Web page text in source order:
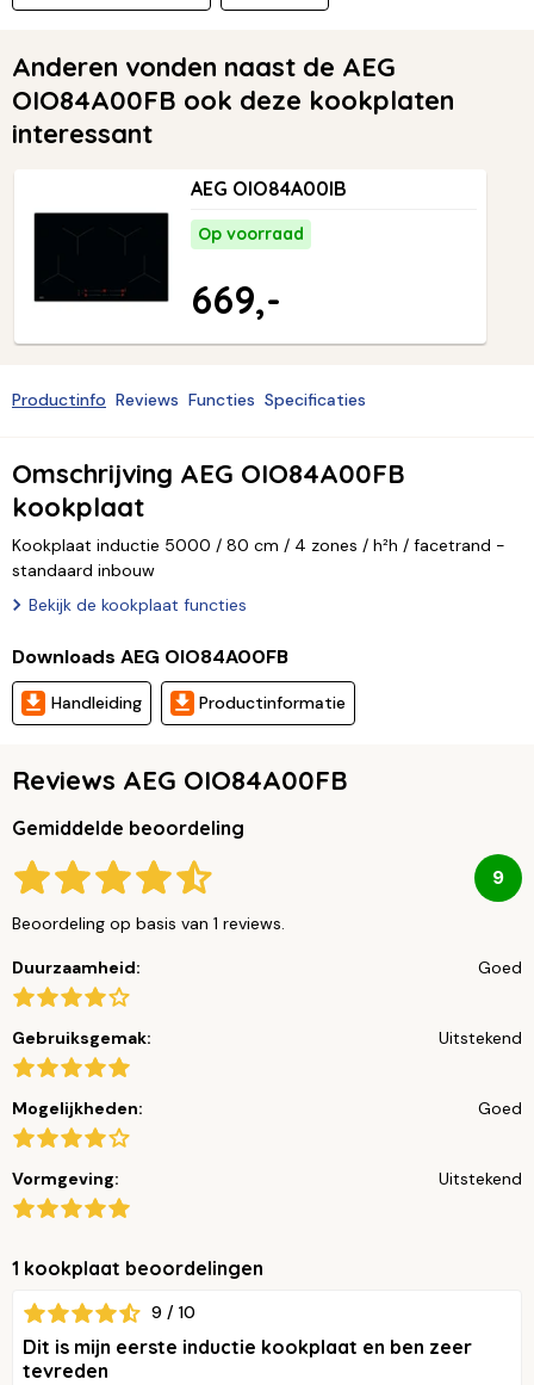
Anderen vonden naast de AEG
OIO84A00FB ook deze kookplaten
interessant
AEG OIO84A00IB
Op voorraad
669,-
Productinfo Reviews Functies Specificaties
Omschrijving AEG OIO84A00FB
kookplaat
Kookplaat inductie 5000 / 80 cm / 4 zones / h²h / facetrand -
standaard inbouw
Bekijk de kookplaat functies
Downloads AEG OIO84A00FB
Handleiding Productinformatie
Reviews AEG OIO84A00FB
Gemiddelde beoordeling
9
Beoordeling op basis van 1 reviews.
Duurzaamheid: Goed
Gebruiksgemak: Uitstekend
Mogelijkheden: Goed
Vormgeving: Uitstekend
1 kookplaat beoordelingen
9 / 10
Dit is mijn eerste inductie kookplaat en ben zeer
tevreden